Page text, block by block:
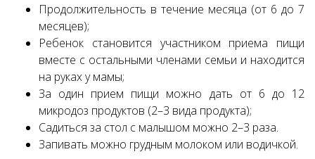
Продолжительность в течение месяца (от 6 до 7
месяцев);
Ребенок становится участником приема пищи
вместе с остальными членами семьи и находится
на руках у мамы;
За один прием пищи можно дать от 6 до 12
микродоз продуктов (2–3 вида продукта);
Садиться за стол с малышом можно 2–3 раза.
Запивать можно грудным молоком или водичкой.